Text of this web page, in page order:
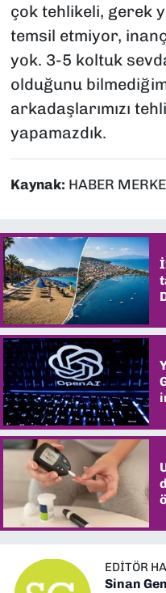
çok tehlikeli, gerek
temsil etmiyor,
yok. 3-5 koltuk
olduğunu
arkadaşlarımızı
yapamazdık.
Kaynak: HABER
EDITÖR
Sinan